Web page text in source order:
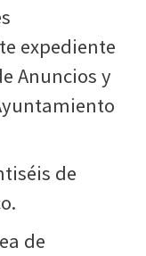
expediente
Anuncios y
de
de